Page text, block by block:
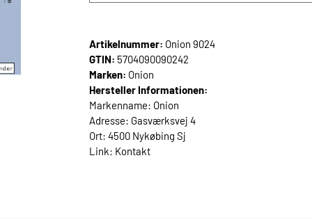
Artikelnummer: Onion 9024
GTIN: 5704090090242
Marken: Onion
Hersteller Informationen:
Markenname: Onion
Adresse: Gasværksvej 4
Ort: 4500 Nykøbing Sj
Link: Kontakt